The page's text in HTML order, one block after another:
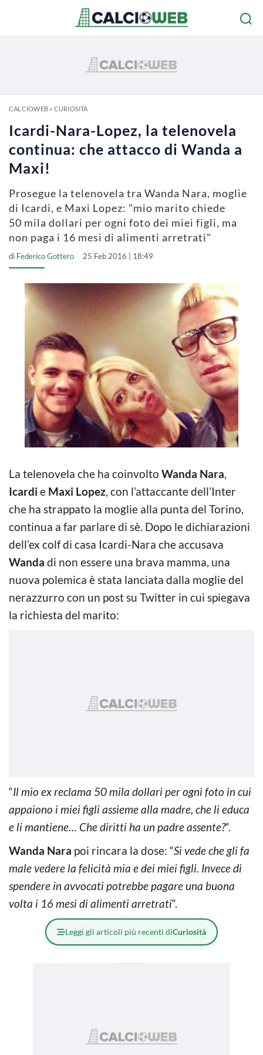
CALCIOWEB» CURIOSITÀ
Icardi-Nara-Lopez, la telenovela
continua: che attacco di Wanda a
Maxi!
Prosegue la telenovela tra Wanda Nara, moglie
di Icardi, e Maxi Lopez: "mio marito chiede
50 mila dollari per ogni foto dei miei figli, ma
non paga i 16 mesi di alimenti arretrati"
di Federico Gottero 25 Feb 2016 | 18:49
La telenovela che ha coinvolto Wanda Nara,
Icardi e Maxi Lopez, con l’attaccante dell’Inter
che ha strappato la moglie alla punta del Torino,
continua a far parlare di sè. Dopo le dichiarazioni
dell’ex colf di casa Icardi-Nara che accusava
Wanda di non essere una brava mamma, una
nuova polemica è stata lanciata dalla moglie del
nerazzurro con un post su Twitter in cui spiegava
la richiesta del marito:
“Il mio ex reclama 50 mila dollari per ogni foto in cui
appaiono i miei figli assieme alla madre, che li educa
e li mantiene… Che diritti ha un padre assente?“.
Wanda Nara poi rincara la dose: “Si vede che gli fa
male vedere la felicità mia e dei miei figli. Invece di
spendere in avvocati potrebbe pagare una buona
volta i 16 mesi di alimenti arretrati“.
Leggi gli articoli più recenti diCuriosità